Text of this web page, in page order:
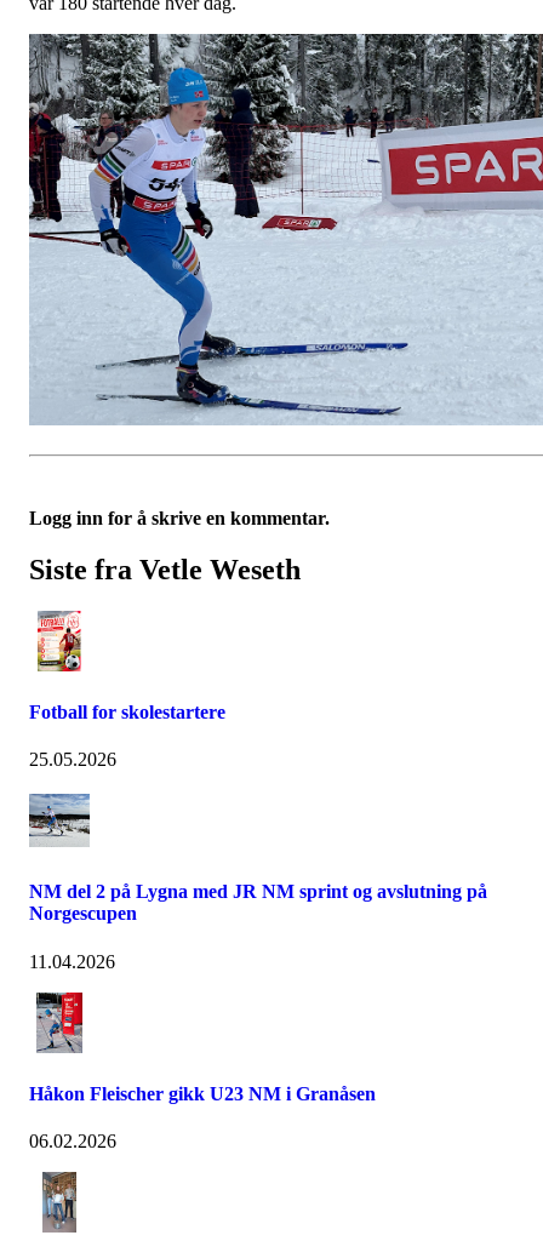
Logg inn for å skrive en kommentar.
Siste fra Vetle Weseth
Fotball for skolestartere
25.05.2026
NM del 2 på Lygna med JR NM sprint og avslutning på
Norgescupen
11.04.2026
Håkon Fleischer gikk U23 NM i Granåsen
06.02.2026